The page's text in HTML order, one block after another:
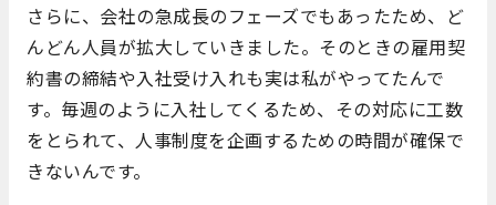
さらに、会社の急成長のフェーズでもあったため、ど
んどん人員が拡大していきました。そのときの雇用契
約書の締結や入社受け入れも実は私がやってたんで
す。毎週のように入社してくるため、その対応に工数
をとられて、人事制度を企画するための時間が確保で
きないんです。